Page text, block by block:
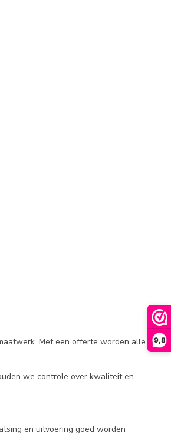
9,8
Met een offerte worden alle
we controle over kwaliteit en
en uitvoering goed worden